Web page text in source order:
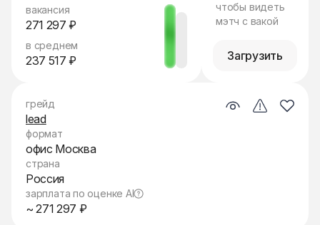
вакансия
271 297 ₽
в среднем
237 517 ₽
чтобы видеть
мэтч с вакой
Загрузить
грейд
lead
формат
офис Москва
страна
Россия
зарплата по оценке AI
~ 271 297 ₽